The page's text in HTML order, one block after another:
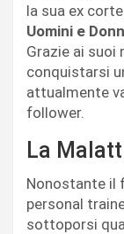
la sua ex
Uomini e
Grazie ai suoi
conquistarsi
attualmente
follower.
La
Nonostante il
personal
sottoporsi